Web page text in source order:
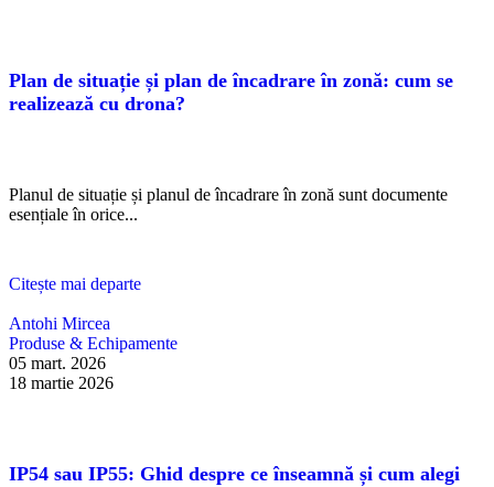
Plan de situație și plan de încadrare în zonă: cum se
realizează cu drona?
Planul de situație și planul de încadrare în zonă sunt documente
esențiale în orice...
Citește mai departe
Antohi Mircea
Produse & Echipamente
05 mart. 2026
18 martie 2026
IP54 sau IP55: Ghid despre ce înseamnă și cum alegi